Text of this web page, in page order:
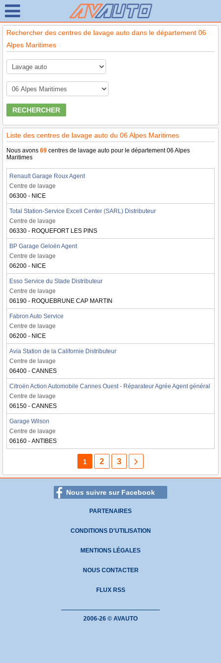
Rechercher des centres de lavage auto dans le département 06
Alpes Maritimes
RECHERCHER
Liste des centres de lavage auto du 06 Alpes Maritimes
Nous avons 69 centres de lavage auto pour le département 06 Alpes
Maritimes
Renault Garage Roux Agent
Centre de lavage
06300 - NICE
Total Station-Service Excell Center (SARL) Distributeur
Centre de lavage
06330 - ROQUEFORT LES PINS
BP Garage Geloën Agent
Centre de lavage
06200 - NICE
Esso Service du Stade Distributeur
Centre de lavage
06190 - ROQUEBRUNE CAP MARTIN
Fabron Auto Service
Centre de lavage
06200 - NICE
Avia Station de la Californie Distributeur
Centre de lavage
06400 - CANNES
Citroën Action Automobile Cannes Ouest - Réparateur Agrée Agent général
Centre de lavage
06150 - CANNES
Garage Wilson
Centre de lavage
06160 - ANTIBES
1 2 3
Nous suivre sur Facebook
PARTENAIRES
CONDITIONS D'UTILISATION
MENTIONS LÉGALES
NOUS CONTACTER
FLUX RSS
2006-26 © AVAUTO